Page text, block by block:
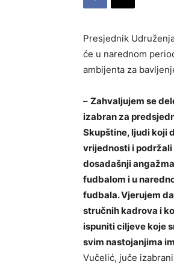
Presjednik
će u narednom
ambijenta za
– Zahvaljujem se
izabran za
Skupštine, ljudi koji
vrijednosti i podržali
dosadašnji
fudbalom i u
fudbala. Vjerujem
stručnih kadrova i
ispuniti ciljeve koje
svim nastojanjima
Vučelić, juče